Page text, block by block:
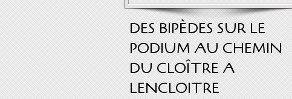
DES BIPÈDES SUR LE
PODIUM AU CHEMIN
DU CLOÎTRE A
LENCLOITRE